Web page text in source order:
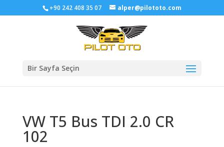
+90 242 408 35 07 alper@pilototo.com
Bir Sayfa Seçin
VW T5 Bus TDI 2.0 CR
102